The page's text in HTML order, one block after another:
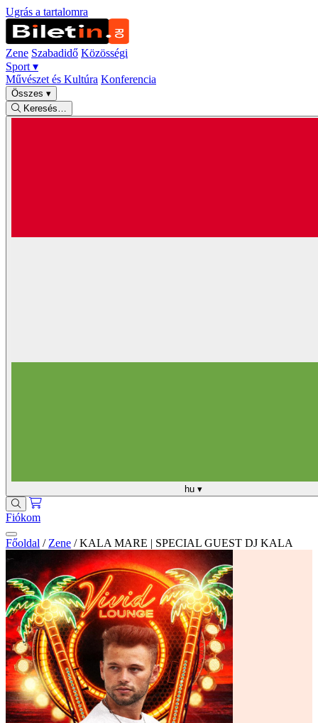
Ugrás a tartalomra
Zene Szabadidő Közösségi
Sport ▾
Művészet és Kultúra Konferencia
Összes ▾
Keresés…
hu ▾
Fiókom
Főoldal / Zene / KALA MARE | SPECIAL GUEST DJ KALA